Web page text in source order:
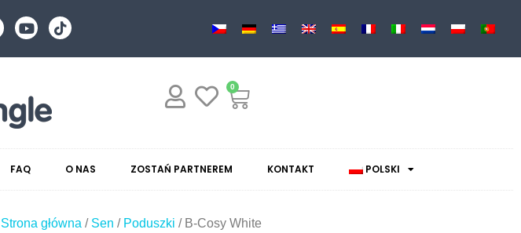
0
FAQ O NAS ZOSTAŃ PARTNEREM KONTAKT POLSKI
Strona główna / Sen / Poduszki / B-Cosy White